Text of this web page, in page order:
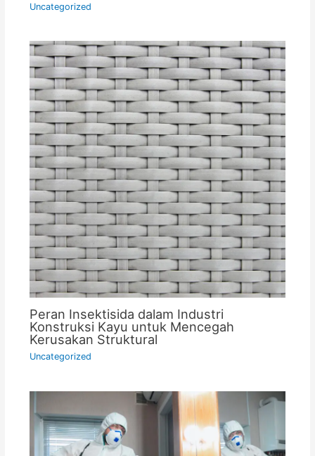
Uncategorized
Peran Insektisida dalam Industri
Konstruksi Kayu untuk Mencegah
Kerusakan Struktural
Uncategorized